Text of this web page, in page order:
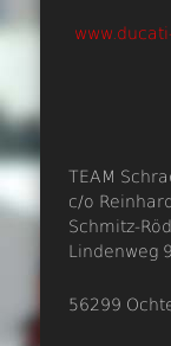
TEAM
c/o
Schmitz-
Lindenweg 9
56299